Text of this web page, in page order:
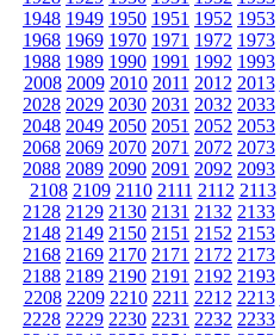
1948 1949 1950 1951 1952 1953
1968 1969 1970 1971 1972 1973
1988 1989 1990 1991 1992 1993
2008 2009 2010 2011 2012 2013
2028 2029 2030 2031 2032 2033
2048 2049 2050 2051 2052 2053
2068 2069 2070 2071 2072 2073
2088 2089 2090 2091 2092 2093
2108 2109 2110 2111 2112 2113
2128 2129 2130 2131 2132 2133
2148 2149 2150 2151 2152 2153
2168 2169 2170 2171 2172 2173
2188 2189 2190 2191 2192 2193
2208 2209 2210 2211 2212 2213
2228 2229 2230 2231 2232 2233